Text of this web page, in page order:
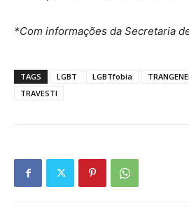
*Com informações da Secretaria
TAGS LGBT LGBTfobia
TRAVESTI